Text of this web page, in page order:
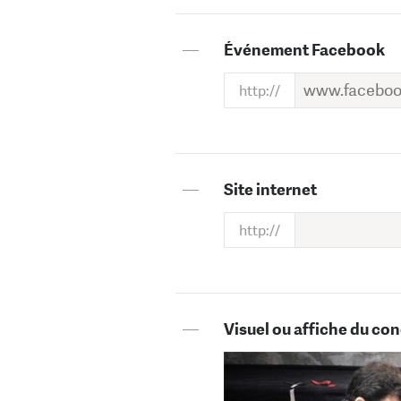
— Événement Facebook
— Site internet
— Visuel ou affiche du